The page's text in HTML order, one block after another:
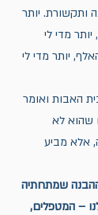
ותקשורת. יותר
מדי לי
יותר מדי לי
האבות ואומר
שהוא לא
אלא מביע
שמתחתיה
– המטפלים,